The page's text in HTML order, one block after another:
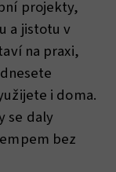
projekty,
a jistotu v
na praxi,
i doma.
se daly
bez